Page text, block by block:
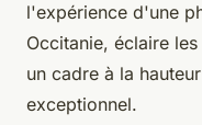
l'expérience d'une
Occitanie, éclaire
un cadre à la
exceptionnel.